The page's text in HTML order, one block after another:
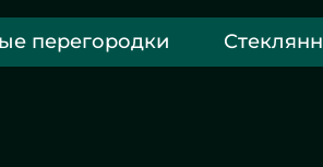
перегородки